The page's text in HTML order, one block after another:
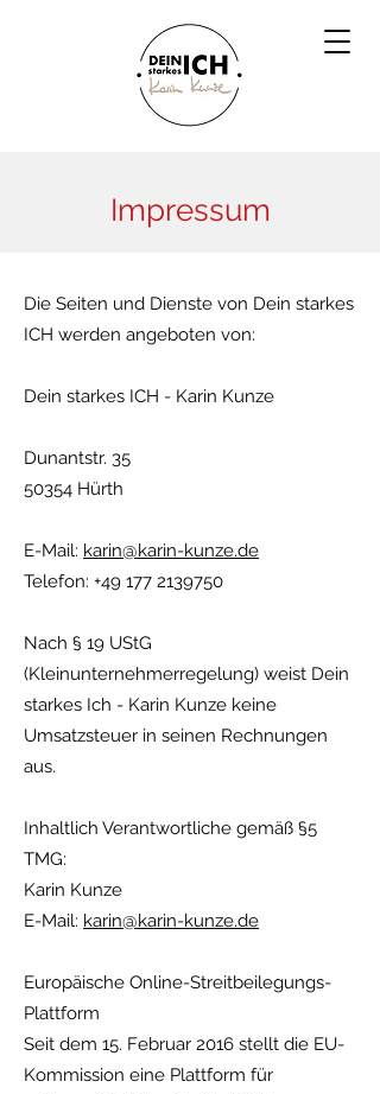
Impressum
Die Seiten und Dienste von Dein starkes
ICH werden angeboten von:
Dein starkes ICH - Karin Kunze
Dunantstr. 35
50354 Hürth
E-Mail: karin@karin-kunze.de
Telefon: +49 177 2139750
Nach § 19 UStG
(Kleinunternehmerregelung) weist Dein
starkes Ich - Karin Kunze keine
Umsatzsteuer in seinen Rechnungen
aus.
Inhaltlich Verantwortliche gemäß §5
TMG:
Karin Kunze
E-Mail: karin@karin-kunze.de
Europäische Online-Streitbeilegungs-
Plattform
Seit dem 15. Februar 2016 stellt die EU-
Kommission eine Plattform für